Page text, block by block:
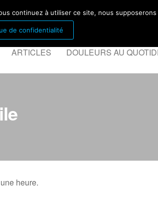
ARTICLES DOULEURS AU
heure.
continuez à utiliser ce site, nous
de confidentialité